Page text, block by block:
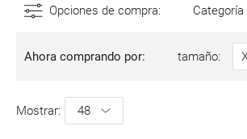
Opciones de compra Categoría
Ahora comprando por tamaño
Mostrar